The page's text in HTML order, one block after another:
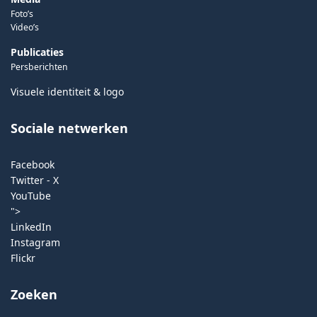
Foto’s
Video’s
Publicaties
Persberichten
Visuele identiteit & logo
Sociale netwerken
Facebook
Twitter - X
YouTube
">
LinkedIn
Instagram
Flickr
Zoeken